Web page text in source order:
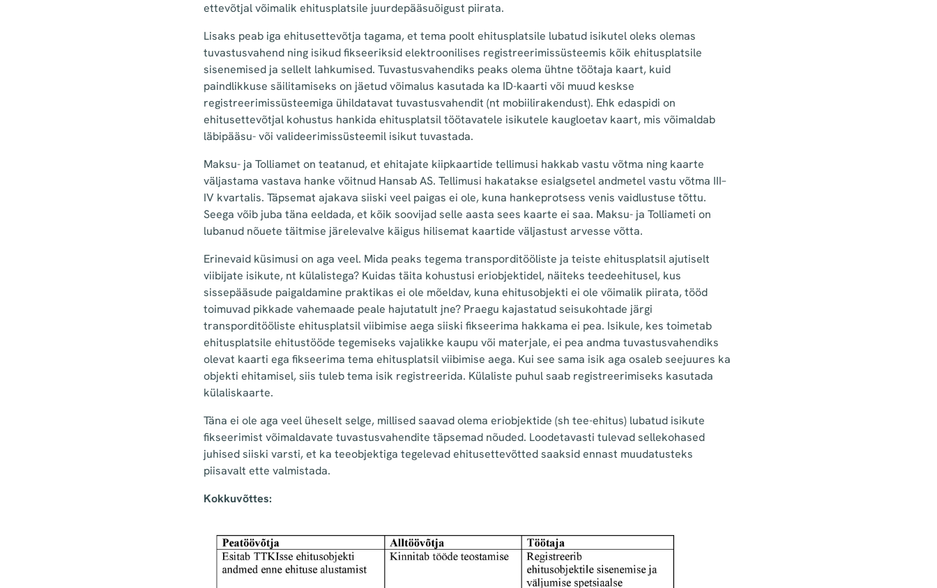
ettevõtjal võimalik ehitusplatsile juurdepääsuõigust piirata.
Lisaks peab iga ehitusettevõtja tagama, et tema poolt ehitusplatsile lubatud isikutel oleks olemas
tuvastusvahend ning isikud fikseeriksid elektroonilises registreerimissüsteemis kõik ehitusplatsile
sisenemised ja sellelt lahkumised. Tuvastusvahendiks peaks olema ühtne töötaja kaart, kuid
paindlikkuse säilitamiseks on jäetud võimalus kasutada ka ID-kaarti või muud keskse
registreerimissüsteemiga ühildatavat tuvastusvahendit (nt mobiilirakendust). Ehk edaspidi on
ehitusettevõtjal kohustus hankida ehitusplatsil töötavatele isikutele kaugloetav kaart, mis võimaldab
läbipääsu- või valideerimissüsteemil isikut tuvastada.
Maksu- ja Tolliamet on teatanud, et ehitajate kiipkaartide tellimusi hakkab vastu võtma ning kaarte
väljastama vastava hanke võitnud Hansab AS. Tellimusi hakatakse esialgsetel andmetel vastu võtma III–
IV kvartalis. Täpsemat ajakava siiski veel paigas ei ole, kuna hankeprotsess venis vaidlustuse tõttu.
Seega võib juba täna eeldada, et kõik soovijad selle aasta sees kaarte ei saa. Maksu- ja Tolliameti on
lubanud nõuete täitmise järelevalve käigus hilisemat kaartide väljastust arvesse võtta.
Erinevaid küsimusi on aga veel. Mida peaks tegema transporditööliste ja teiste ehitusplatsil ajutiselt
viibijate isikute, nt külalistega? Kuidas täita kohustusi eriobjektidel, näiteks teedeehitusel, kus
sissepääsude paigaldamine praktikas ei ole mõeldav, kuna ehitusobjekti ei ole võimalik piirata, tööd
toimuvad pikkade vahemaade peale hajutatult jne? Praegu kajastatud seisukohtade järgi
transporditööliste ehitusplatsil viibimise aega siiski fikseerima hakkama ei pea. Isikule, kes toimetab
ehitusplatsile ehitustööde tegemiseks vajalikke kaupu või materjale, ei pea andma tuvastusvahendiks
olevat kaarti ega fikseerima tema ehitusplatsil viibimise aega. Kui see sama isik aga osaleb seejuures ka
objekti ehitamisel, siis tuleb tema isik registreerida. Külaliste puhul saab registreerimiseks kasutada
külaliskaarte.
Täna ei ole aga veel üheselt selge, millised saavad olema eriobjektide (sh tee-ehitus) lubatud isikute
fikseerimist võimaldavate tuvastusvahendite täpsemad nõuded. Loodetavasti tulevad sellekohased
juhised siiski varsti, et ka teeobjektiga tegelevad ehitusettevõtted saaksid ennast muudatusteks
piisavalt ette valmistada.
Kokkuvõttes: